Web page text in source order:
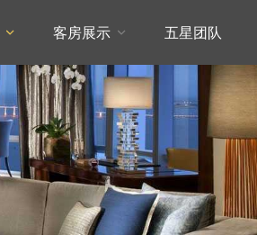
 客房展示  五星团队